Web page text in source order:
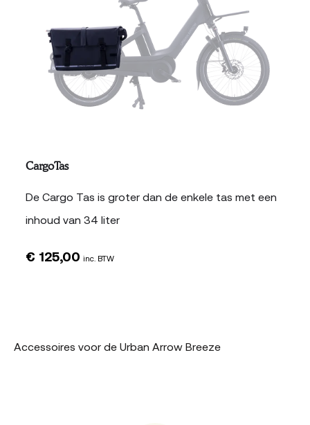
CargoTas
De Cargo Tas is groter dan de enkele tas met een
inhoud van 34 liter
€ 125,00 inc. BTW
Accessoires voor de Urban Arrow Breeze